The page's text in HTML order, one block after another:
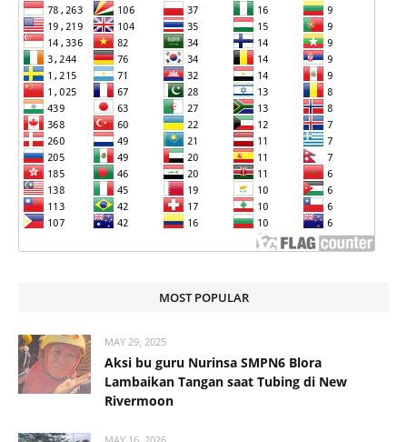
MOST POPULAR
MAY 29, 2025
Aksi bu guru Nurinsa SMPN6 Blora
Lambaikan Tangan saat Tubing di New
Rivermoon